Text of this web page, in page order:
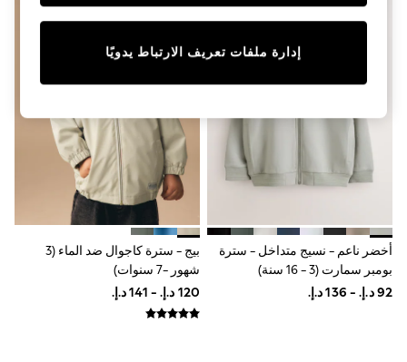
Jumpsuits & Playsuits
Beachwear
Skirts
Trousers
Boys' Holiday Shop
Boys' Travel Styles
Sunset Styles
Occasionwear
Tops & T-Shirts
Shirts
Polo Shirts
Swimwear
Shorts
أخضر ناعم - نسيج متداخل - سترة
بومبر سمارت (3 - 16 سنة)
بيج - سترة كاجوال ضد الماء (3
شهور -7 سنوات)
إدارة ملفات تعريف الارتباط يدويًا